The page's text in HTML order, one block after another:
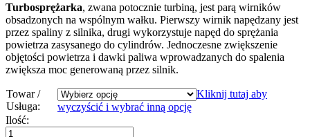
Turbosprężarka, zwana potocznie turbiną, jest parą wirników
obsadzonych na wspólnym wałku. Pierwszy wirnik napędzany jest
przez spaliny z silnika, drugi wykorzystuje napęd do sprężania
powietrza zasysanego do cylindrów. Jednoczesne zwiększenie
objętości powietrza i dawki paliwa wprowadzanych do spalenia
zwiększa moc generowaną przez silnik.
Towar /
Usługa:
Kliknij tutaj aby
wyczyścić i wybrać inną opcję
Turbosprężarka
Ilość: